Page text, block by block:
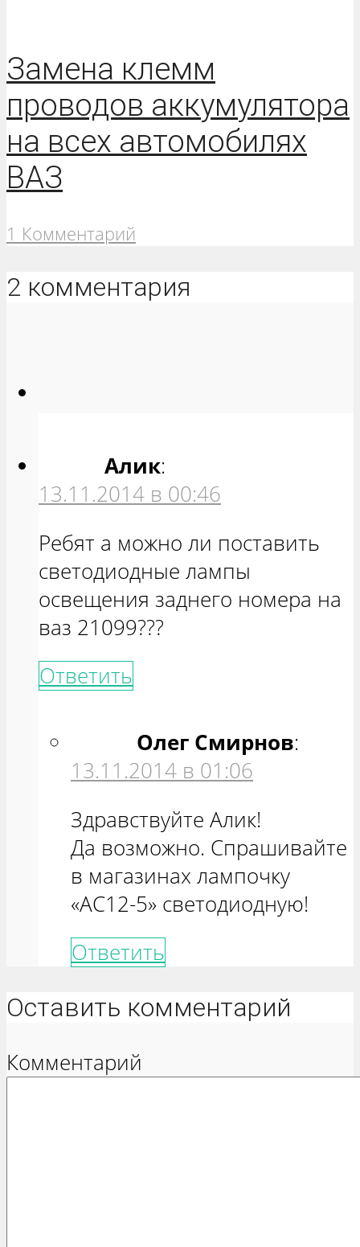
Замена клемм
проводов аккумулятора
на всех автомобилях
ВАЗ
1 Комментарий
2 комментария
Алик:
13.11.2014 в 00:46
Ребят а можно ли поставить
светодиодные лампы
освещения заднего номера на
ваз 21099???
Ответить
Олег Смирнов:
13.11.2014 в 01:06
Здравствуйте Алик!
Да возможно. Спрашивайте
в магазинах лампочку
«АС12-5» светодиодную!
Ответить
Оставить комментарий
Комментарий